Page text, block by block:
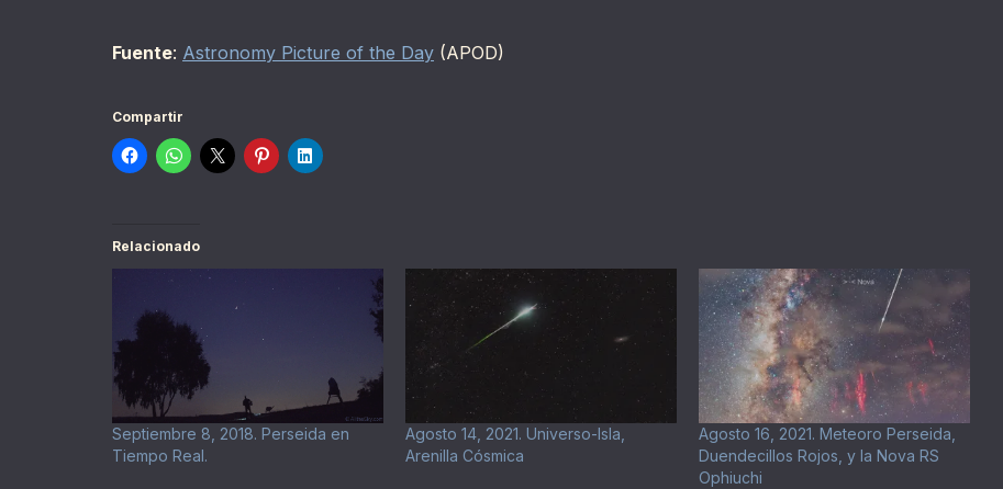
Fuente: Astronomy Picture of the Day (APOD)
Compartir
Relacionado
Septiembre 8, 2018. Perseida en
Tiempo Real.
Agosto 14, 2021. Universo-Isla,
Arenilla Cósmica
Agosto 16, 2021. Meteoro Perseida,
Duendecillos Rojos, y la Nova RS
Ophiuchi